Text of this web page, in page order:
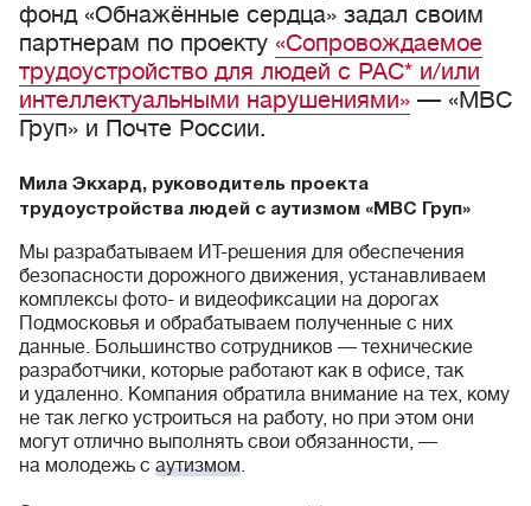
фонд «Обнажённые сердца» задал своим
партнерам по проекту «Сопровождаемое
трудоустройство для людей с РАС* и/или
интеллектуальными нарушениями» — «МВС
Груп» и Почте России.
Мила Экхард, руководитель проекта
трудоустройства людей с аутизмом «МВС Груп»
Мы разрабатываем ИТ-решения для обеспечения
безопасности дорожного движения, устанавливаем
комплексы фото- и видеофиксации на дорогах
Подмосковья и обрабатываем полученные с них
данные. Большинство сотрудников — технические
разработчики, которые работают как в офисе, так
и удаленно. Компания обратила внимание на тех, кому
не так легко устроиться на работу, но при этом они
могут отлично выполнять свои обязанности, —
на молодежь с аутизмом.